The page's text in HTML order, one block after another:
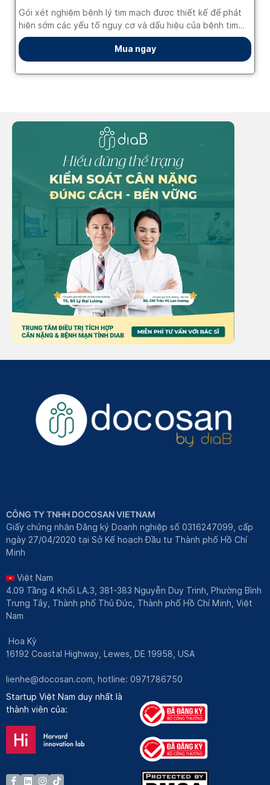
CÔNG TY TNHH DOCOSAN VIETNAM
Giấy chứng nhận Đăng ký Doanh nghiệp số 0316247099, cấp
ngày 27/04/2020 tại Sở Kế hoạch Đầu tư Thành phố Hồ Chí
Minh
Việt Nam
4.09 Tầng 4 Khối LA.3, 381-383 Nguyễn Duy Trinh, Phường Bình
Trưng Tây, Thành phố Thủ Đức, Thành phố Hồ Chí Minh, Việt
Nam
Hoa Kỳ
16192 Coastal Highway, Lewes, DE 19958, USA
lienhe@docosan.com, hotline: 0971786750
Startup Việt Nam duy nhất là
thành viên của: